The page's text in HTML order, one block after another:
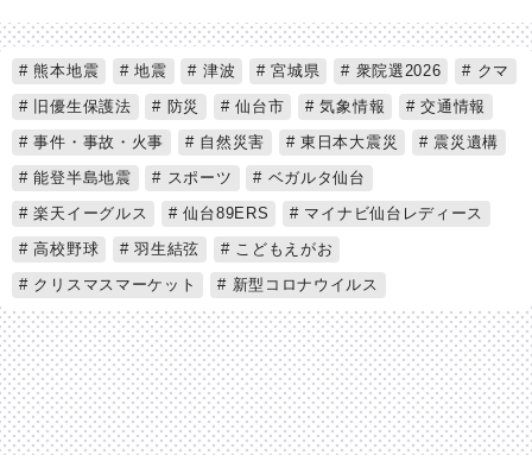
熊本地震 地震 津波 宮城県 衆院選2026
クマ
旧優生保護法
防災 仙台市 気象情報
交通情報
事件・事故・火事
自然災害 東日本大震災
震災遺構
能登半島地震
スポーツ
ベガルタ仙台
楽天イーグルス
仙台89ERS
マイナビ仙台レディース
高校野球
羽生結弦
こどもえがお
クリスマスマーケット
新型コロナウイルス